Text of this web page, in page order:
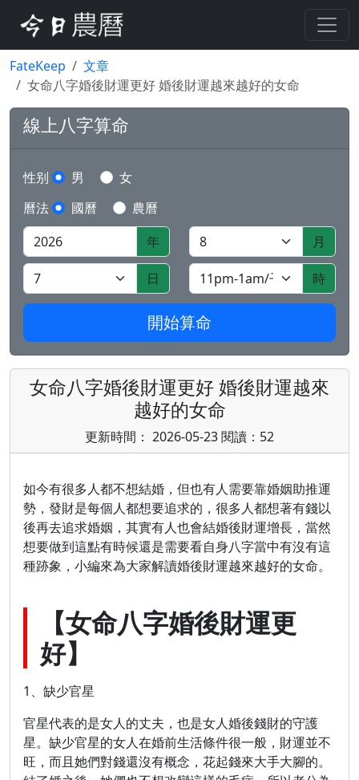
FateKeep
文章
女命八字婚後財運更好 婚後財運越來越好的女命
線上八字算命
性别 男
女
曆法
國曆
農曆
年
月
日 時
開始算命
女命八字婚後財運更好 婚後財運越來
越好的女命
更新時間： 2026-05-23 閱讀：52
如今有很多人都不想結婚，但也有人需要靠婚姻助推運
勢，發財是每個人都想要追求的，很多人都想著有錢以
後再去追求婚姻，其實有人也會結婚後財運增長，當然
想要做到這點有時候還是需要看自身八字當中有沒有這
種跡象，小編來為大家解讀婚後財運越來越好的女命。
【女命八字婚後財運更
好】
1、缺少官星
官星代表的是女人的丈夫，也是女人婚後錢財的守護
星。缺少官星的女人在婚前生活條件很一般，財運並不
旺，而且她們對錢還沒有概念，花起錢來大手大腳的。